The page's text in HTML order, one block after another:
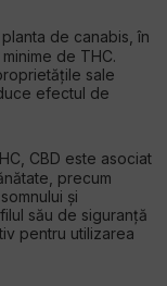
de canabis, în
de THC.
sale
efectul de
CBD este asociat
precum
și
său de siguranță
pentru utilizarea